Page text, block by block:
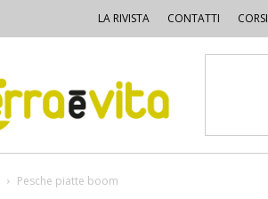
LA RIVISTA CONTATTI CORSI
Pesche piatte boom